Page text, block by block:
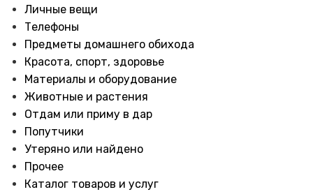
Личные вещи
Телефоны
Предметы домашнего обихода
Красота, спорт, здоровье
Материалы и оборудование
Животные и растения
Отдам или приму в дар
Попутчики
Утеряно или найдено
Прочее
Каталог товаров и услуг